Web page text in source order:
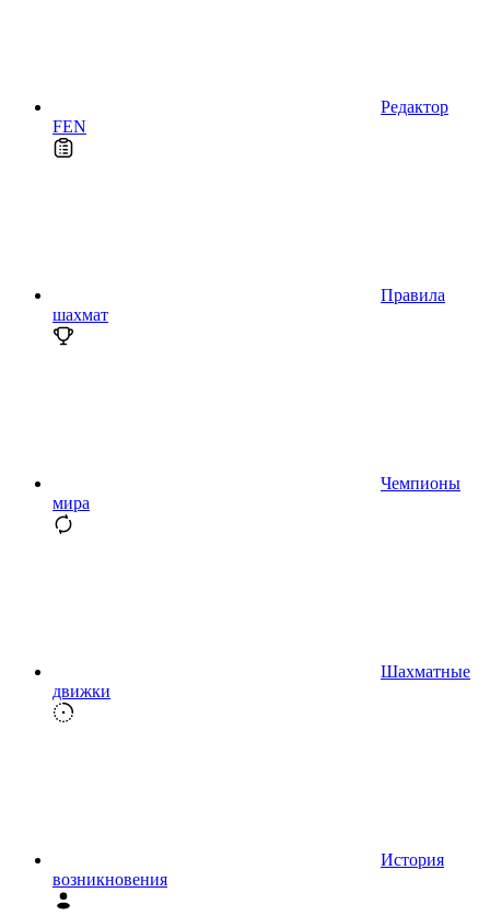
Редактор
FEN
Правила
шахмат
Чемпионы
мира
Шахматные
движки
История
возникновения